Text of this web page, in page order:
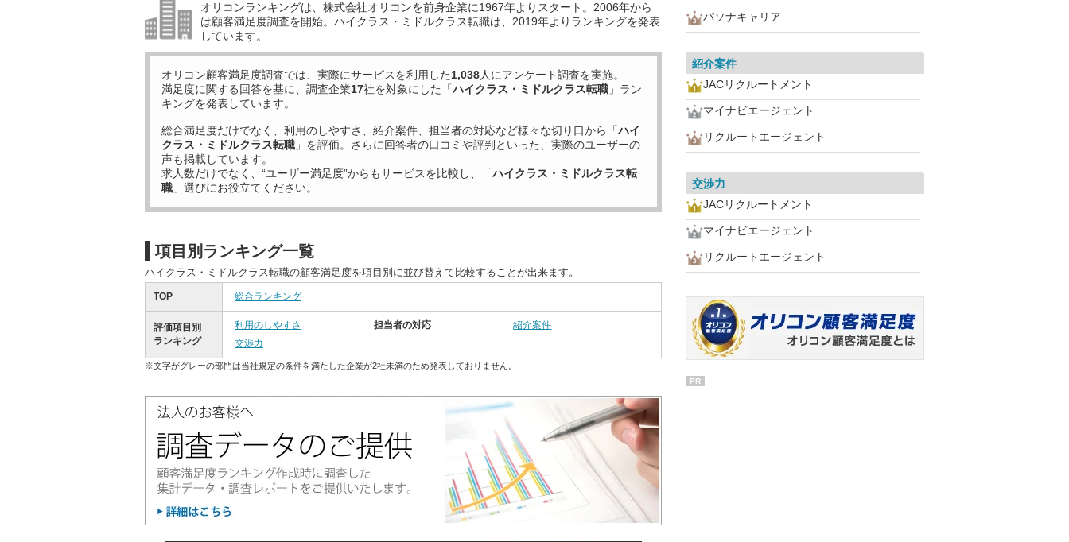
オリコンランキングは、株式会社オリコンを前身企業に1967年よりスタート。2006年から
は顧客満足度調査を開始。ハイクラス・ミドルクラス転職は、2019年よりランキングを発表
しています。
オリコン顧客満足度調査では、実際にサービスを利用した1,038人にアンケート調査を実施。
満足度に関する回答を基に、調査企業17社を対象にした「ハイクラス・ミドルクラス転職 」ラン
キングを発表しています。
総合満足度だけでなく、利用のしやすさ、紹介案件、担当者の対応など様々な切り口から「ハイ
クラス・ミドルクラス転職 」を評価。さらに回答者の口コミや評判といった、実際のユーザーの
声も掲載しています。
求人数だけでなく、“ユーザー満足度”からもサービスを比較し、「ハイクラス・ミドルクラス転
職 」選びにお役立てください。
項目別ランキング一覧
ハイクラス・ミドルクラス転職の顧客満足度を項目別に並び替えて比較することが出来ます。
TOP 総合ランキング
評価項目別
ランキング
利用のしやすさ 担当者の対応
紹介案件
交渉力
※文字がグレーの部門は当社規定の条件を満たした企業が2社未満のため発表しておりません。
パソナキャリア
紹介案件
JACリクルートメント
マイナビエージェント
リクルートエージェント
交渉力
JACリクルートメント
マイナビエージェント
リクルートエージェント
PR